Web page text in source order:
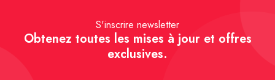
S'inscrire newsletter
Obtenez toutes les mises à jour et offres
exclusives.